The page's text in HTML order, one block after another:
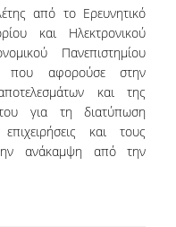
ΤΟ
ΣΥΝΔΕΣΜΟΙ
από το Ερευνητικό
και Ηλεκτρονικού
Πανεπιστημίου
που αφορούσε στην
και της
για τη διατύπωση
και τους
ανάκαμψη από την